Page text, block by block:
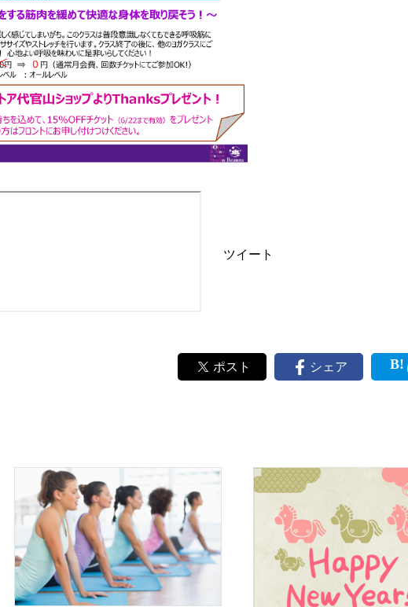
ツイート
ポスト シェア